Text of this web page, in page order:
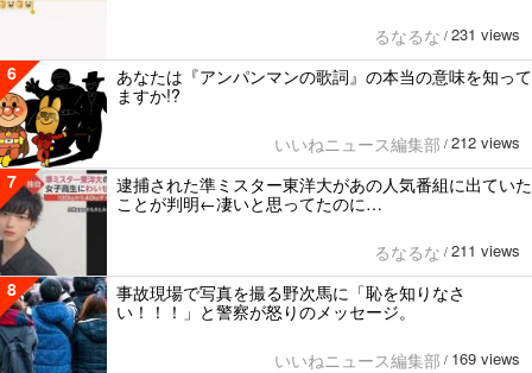
るなるな / 231 views
6
あなたは『アンパンマンの歌詞』の本当の意味を知って
ますか!?
いいねニュース編集部 / 212 views
7
逮捕された準ミスター東洋大があの人気番組に出ていた
ことが判明←凄いと思ってたのに…
るなるな / 211 views
8
事故現場で写真を撮る野次馬に「恥を知りなさ
い！！！」と警察が怒りのメッセージ。
いいねニュース編集部 / 169 views